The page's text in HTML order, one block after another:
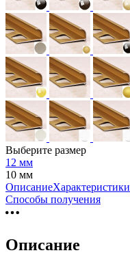
Выберите размер
12 мм
10 мм
ОписаниеХарактеристики
Способы получения
Описание